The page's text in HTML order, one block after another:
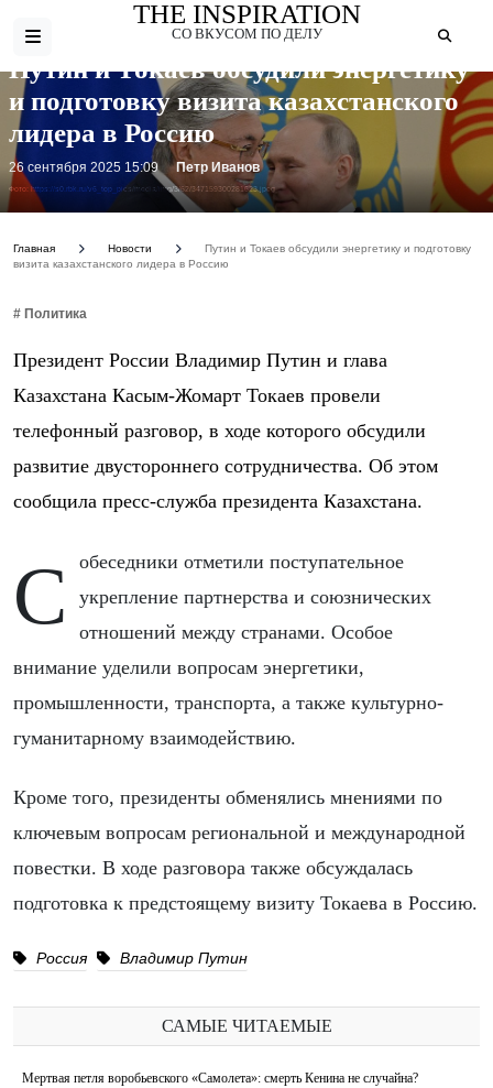
THE INSPIRATION
СО ВКУСОМ ПО ДЕЛУ
Фото: https://s0.rbk.ru/v6_top_pics/media/img/3/62/347159300281623.jpeg
Путин и Токаев обсудили энергетику
и подготовку визита казахстанского
лидера в Россию
26 сентября 2025 15:09 Петр Иванов
Главная Новости
Путин и Токаев обсудили энергетику и подготовку
визита казахстанского лидера в Россию
# Политика
Президент России Владимир Путин и глава
Казахстана Касым-Жомарт Токаев провели
телефонный разговор, в ходе которого обсудили
развитие двустороннего сотрудничества. Об этом
сообщила пресс-служба президента Казахстана.
Собеседники отметили поступательное
укрепление партнерства и союзнических
отношений между странами. Особое
внимание уделили вопросам энергетики,
промышленности, транспорта, а также культурно-
гуманитарному взаимодействию.
Кроме того, президенты обменялись мнениями по
ключевым вопросам региональной и международной
повестки. В ходе разговора также обсуждалась
подготовка к предстоящему визиту Токаева в Россию.
Россия Владимир Путин
САМЫЕ ЧИТАЕМЫЕ
Мертвая петля воробьевского «Самолета»: смерть Кенина не случайна?